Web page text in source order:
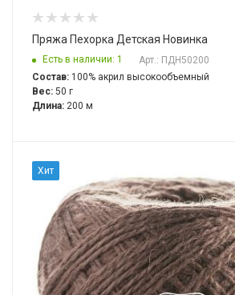
Пряжа Пехорка Детская Новинка
Есть в наличии: 1
Арт.: ПДН50200
Состав: 100% акрил высокообъемный
Вес: 50 г
Длина: 200 м
Хит